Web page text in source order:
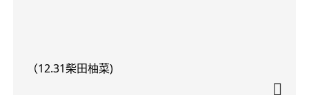
（12.31柴田柚菜)